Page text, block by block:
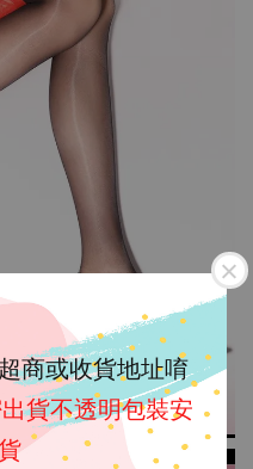
商或收貨地址唷
貨不透明包裝安